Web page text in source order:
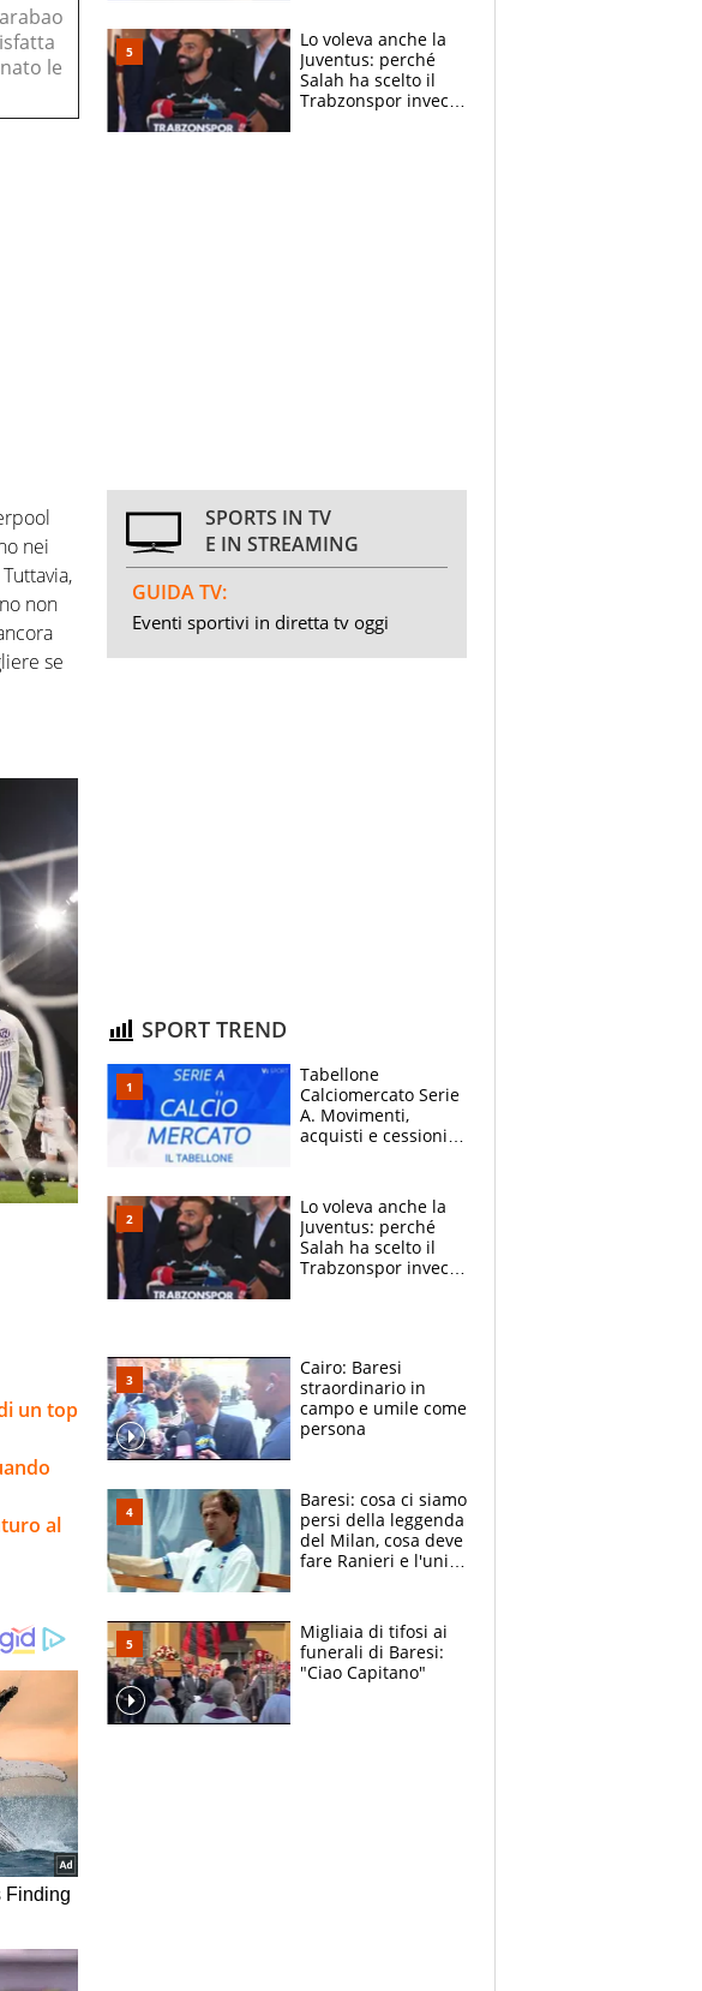
le
nei
non
se
un top
al
Lo voleva anche la
Juventus: perché
Salah ha scelto il
Trabzonspor invece
SPORTS IN TV
E IN STREAMING
GUIDA TV:
Eventi sportivi in diretta tv oggi
SPORT TREND
Tabellone
Calciomercato Serie
A. Movimenti,
acquisti e cessioni:
Lo voleva anche la
Juventus: perché
Salah ha scelto il
Trabzonspor invece
Cairo: Baresi
straordinario in
campo e umile come
persona
Baresi: cosa ci siamo
persi della leggenda
del Milan, cosa deve
fare Ranieri e l'unico
Migliaia di tifosi ai
funerali di Baresi:
"Ciao Capitano"